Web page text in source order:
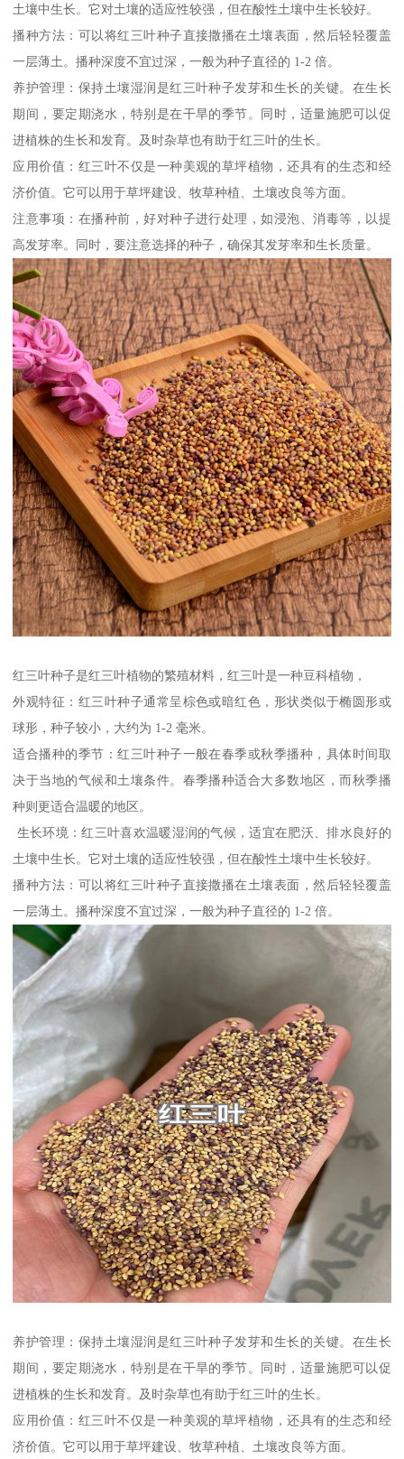
土壤中生长。它对土壤的适应性较强，但在酸性土壤中生长较好。
播种方法：可以将红三叶种子直接撒播在土壤表面，然后轻轻覆盖
一层薄土。播种深度不宜过深，一般为种子直径的 1-2 倍。
养护管理：保持土壤湿润是红三叶种子发芽和生长的关键。在生长
期间，要定期浇水，特别是在干旱的季节。同时，适量施肥可以促
进植株的生长和发育。及时杂草也有助于红三叶的生长。
应用价值：红三叶不仅是一种美观的草坪植物，还具有的生态和经
济价值。它可以用于草坪建设、牧草种植、土壤改良等方面。
注意事项：在播种前，好对种子进行处理，如浸泡、消毒等，以提
高发芽率。同时，要注意选择的种子，确保其发芽率和生长质量。
红三叶种子是红三叶植物的繁殖材料，红三叶是一种豆科植物，
外观特征：红三叶种子通常呈棕色或暗红色，形状类似于椭圆形或
球形，种子较小，大约为 1-2 毫米。
适合播种的季节：红三叶种子一般在春季或秋季播种，具体时间取
决于当地的气候和土壤条件。春季播种适合大多数地区，而秋季播
种则更适合温暖的地区。
生长环境：红三叶喜欢温暖湿润的气候，适宜在肥沃、排水良好的
土壤中生长。它对土壤的适应性较强，但在酸性土壤中生长较好。
播种方法：可以将红三叶种子直接撒播在土壤表面，然后轻轻覆盖
一层薄土。播种深度不宜过深，一般为种子直径的 1-2 倍。
养护管理：保持土壤湿润是红三叶种子发芽和生长的关键。在生长
期间，要定期浇水，特别是在干旱的季节。同时，适量施肥可以促
进植株的生长和发育。及时杂草也有助于红三叶的生长。
应用价值：红三叶不仅是一种美观的草坪植物，还具有的生态和经
济价值。它可以用于草坪建设、牧草种植、土壤改良等方面。